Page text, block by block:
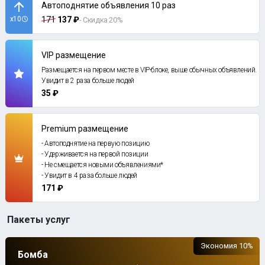
x10
Автоподнятие объявления 10 раз
171 137 ₽- Скидка 20%
VIP размещение
Размещается на первом месте в VIP-блоке, выше обычных объявлений.
Увидит в 2 раза больше людей
35 ₽
Premium размещение
- Автоподнятие на первую позицию
- Удерживается на первой позиции
- Не смещается новыми объявлениями*
- Увидит в 4 раза больше людей
171 ₽
Пакеты услуг
Бомба
Экономия 10%